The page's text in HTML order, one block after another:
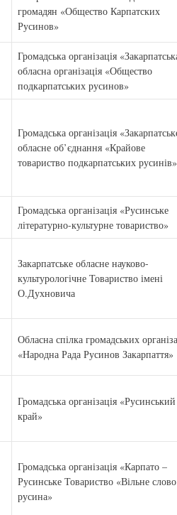
громадян «Общество Карпатских
Русинов»
Громадська організація
обласна організація «Общество
подкарпатських русинов»
Громадська організація
обласне об’єднання «Крайове
товариство подкарпатських русинів»
Громадська організація «Русинське
літературно-культурне товариство»
Закарпатське обласне науково-
культурологічне Товариство імені
О.Духновича
Обласна спілка громадських
«Народна Рада Русинов Закарпаття»
Громадська організація «Русинський
край»
Громадська організація «Карпато –
Русинське Товариство «Вільне слово
русина»